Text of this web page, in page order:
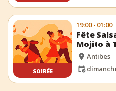
SOIRÉE
19:00 - 01:00
Fête
Mojito à
Antibes